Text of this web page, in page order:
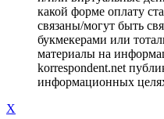
какой форме оплату
связаны/могут быть
букмекерами или
материалы на
korrespondent.net
информационных
X